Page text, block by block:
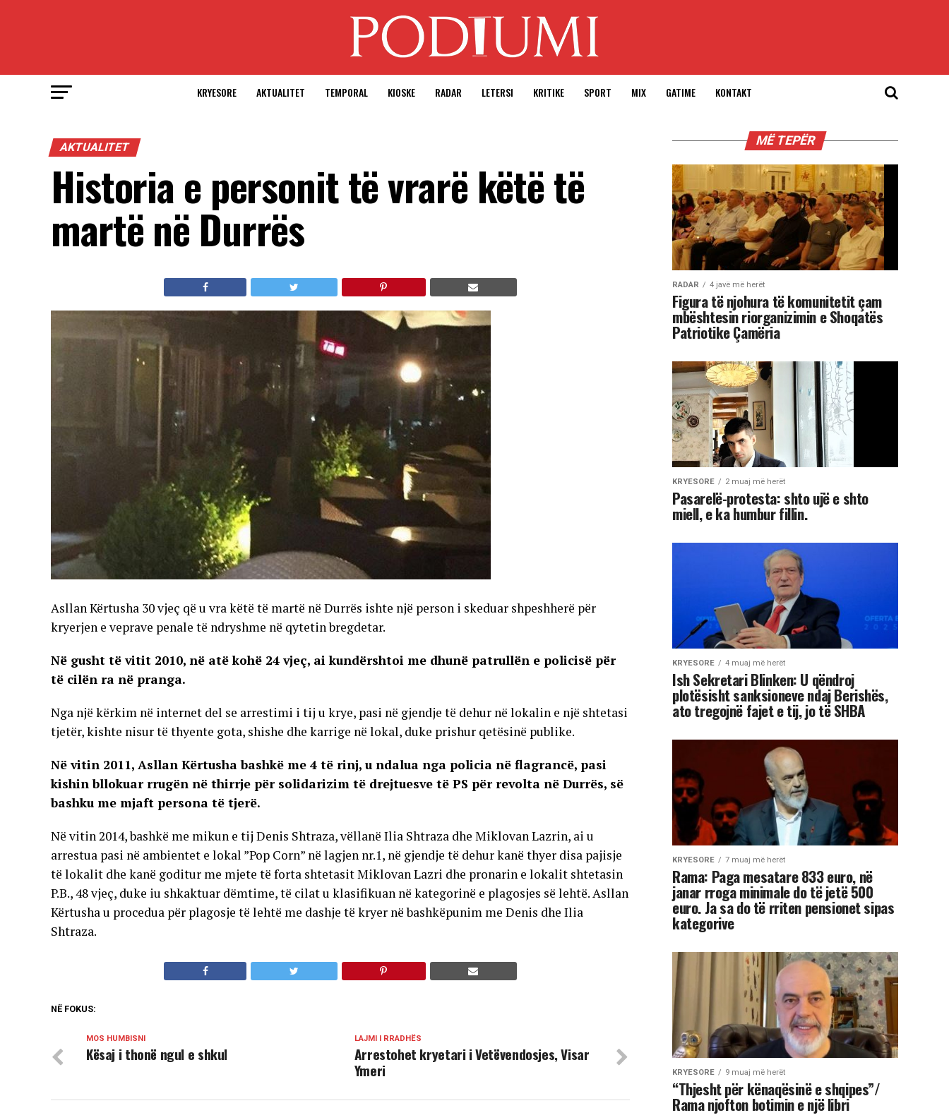
KRYESORE AKTUALITET TEMPORAL KIOSKE RADAR LETERSI KRITIKE SPORT MIX GATIME KONTAKT
AKTUALITET
Historia e personit të vrarë këtë të
martë në Durrës
Asllan Kërtusha 30 vjeç që u vra këtë të martë në Durrës ishte një person i skeduar shpeshherë për
kryerjen e veprave penale të ndryshme në qytetin bregdetar.
Në gusht të vitit 2010, në atë kohë 24 vjeç, ai kundërshtoi me dhunë patrullën e policisë për
të cilën ra në pranga.
Nga një kërkim në internet del se arrestimi i tij u krye, pasi në gjendje të dehur në lokalin e një shtetasi
tjetër, kishte nisur të thyente gota, shishe dhe karrige në lokal, duke prishur qetësinë publike.
Në vitin 2011, Asllan Kërtusha bashkë me 4 të rinj, u ndalua nga policia në flagrancë, pasi
kishin bllokuar rrugën në thirrje për solidarizim të drejtuesve të PS për revolta në Durrës, së
bashku me mjaft persona të tjerë.
Në vitin 2014, bashkë me mikun e tij Denis Shtraza, vëllanë Ilia Shtraza dhe Miklovan Lazrin, ai u
arrestua pasi në ambientet e lokal ”Pop Corn” në lagjen nr.1, në gjendje të dehur kanë thyer disa pajisje
të lokalit dhe kanë goditur me mjete të forta shtetasit Miklovan Lazri dhe pronarin e lokalit shtetasin
P.B., 48 vjeç, duke iu shkaktuar dëmtime, të cilat u klasifikuan në kategorinë e plagosjes së lehtë. Asllan
Kërtusha u procedua për plagosje të lehtë me dashje të kryer në bashkëpunim me Denis dhe Ilia
Shtraza.
NË FOKUS:
LAJMI I RRADHËS
Arrestohet kryetari i Vetëvendosjes, Visar
Ymeri
MOS HUMBISNI
Kësaj i thonë ngul e shkul
MË TEPËR
RADAR 4 javë më herët
Figura të njohura të komunitetit çam
mbështesin riorganizimin e Shoqatës
Patriotike Çamëria
KRYESORE 2 muaj më herët
Pasarelë-protesta: shto ujë e shto
miell, e ka humbur fillin.
KRYESORE 4 muaj më herët
Ish Sekretari Blinken: U qëndroj
plotësisht sanksioneve ndaj Berishës,
ato tregojnë fajet e tij, jo të SHBA
KRYESORE 7 muaj më herët
Rama: Paga mesatare 833 euro, në
janar rroga minimale do të jetë 500
euro. Ja sa do të rriten pensionet sipas
kategorive
KRYESORE 9 muaj më herët
“Thjesht për kënaqësinë e shqipes”/
Rama njofton botimin e një libri